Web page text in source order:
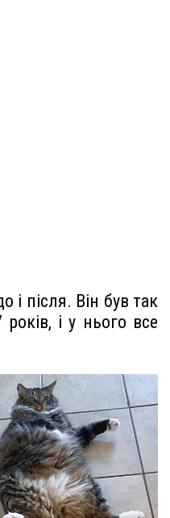
і після. Він був так
і у нього все